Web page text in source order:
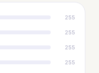
255
255
255
255